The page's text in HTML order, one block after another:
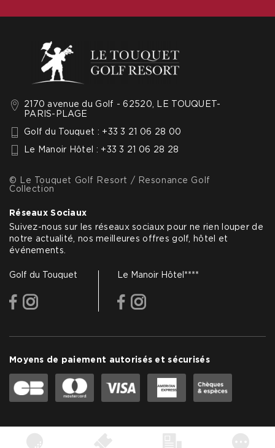
2170 avenue du Golf - 62520, LE TOUQUET-
PARIS-PLAGE
Golf du Touquet : +33 3 21 06 28 00
Le Manoir Hôtel : +33 3 21 06 28 28
© Le Touquet Golf Resort / Resonance Golf
Collection
Réseaux Sociaux
Suivez-nous sur les réseaux sociaux pour ne rien louper de
notre actualité, nos meilleures offres golf, hôtel et
événements.
Golf du Touquet
facebook
Le Manoir Hôtel****
facebook
Moyens de paiement autorisés et sécurisés